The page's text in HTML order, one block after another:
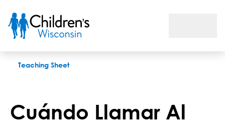
Teaching Sheet
Cuándo Llamar Al